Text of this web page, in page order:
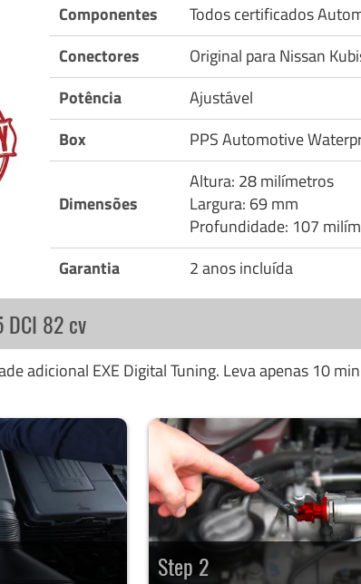
Componentes
Todos certificados
Conectores
Original para Nissan
Potência
Ajustável
Box
PPS Automotive
Dimensões
Altura: 28 milímetros
Largura: 69 mm
Profundidade: 107
Garantia
2 anos incluída
DCI 82 cv
adicional EXE Digital Tuning. Leva apenas 10
Step 2